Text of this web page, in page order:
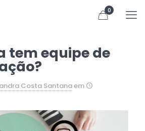
0
tem equipe de
Costa Santanaem